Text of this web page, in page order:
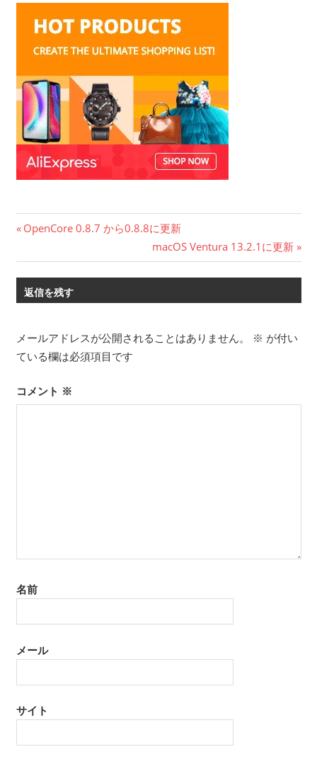
投
稿
ナ
ゲ
ー
シ
前
記
OpenCore 0.8.7 から0.8.8に更新
次
の
事:
macOS Ventura 13.2.1に更新
返信を残す
メールアドレスが公開されることはありません。 ※ が付い
ている欄は必須項目です
コメント ※
名前
メール
サイト